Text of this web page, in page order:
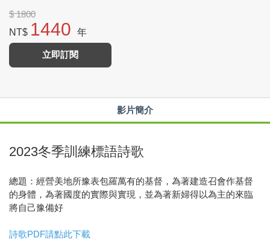
$ 1800
NT$ 1440 年
立即訂閱
影片簡介
2023冬季訓練標語詩歌
總題：經營美地所豫表包羅萬有的基督，為著建造召會作基督
的身體，為著國度的實際與實現，並為著新婦得以為主的來臨
將自己豫備好
詩歌PDF請點此下載